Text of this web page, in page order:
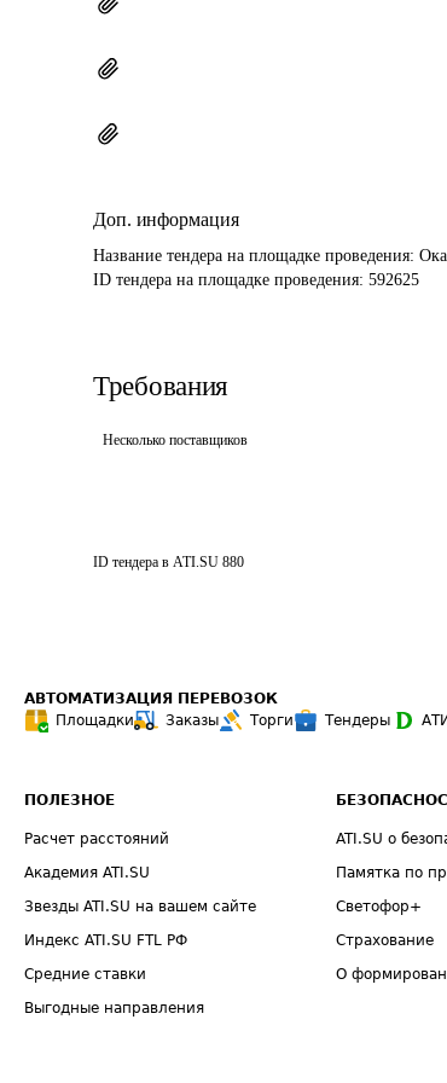
Доп. информация
Название тендера на площадке проведения:
ID тендера на площадке проведения: 592625
Требования
Несколько поставщиков
ID тендера в ATI.SU 880
АВТОМАТИЗАЦИЯ ПЕРЕВОЗОК
Площадки
Заказы Торги Тендеры
ПОЛЕЗНОЕ
Расчет расстояний
Академия ATI.SU
Звезды ATI.SU на вашем сайте
Индекс ATI.SU FTL РФ
Средние ставки
Выгодные направления
ATI.SU о
Памятка по
Светофор+
Страхование
О